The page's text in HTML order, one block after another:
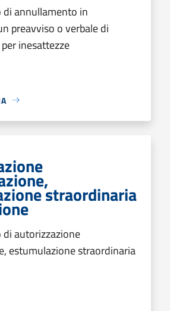
annullamento in
preavviso o verbale di
inesattezze
straordinaria
autorizzazione
estumulazione straordinaria